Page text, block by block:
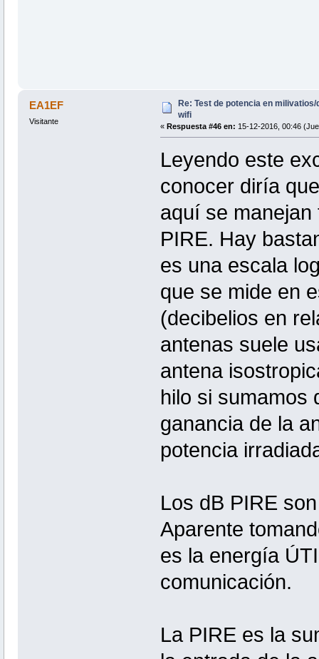
EA1EF
Visitante
Re: Test de potencia en
wifi
« Respuesta #46 en: 15-12-2016, 00:46
Leyendo este
conocer diría
aquí se
PIRE. Hay
es una escala
que se mide en
(decibelios en
antenas suele
antena
hilo si sumamos
ganancia de la
potencia
Los dB PIRE
Aparente
es la energía
comunicación.
La PIRE es la